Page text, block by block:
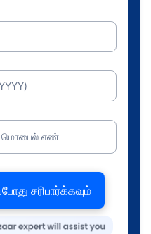
மொபைல் எண்
சரிபார்க்கவும்